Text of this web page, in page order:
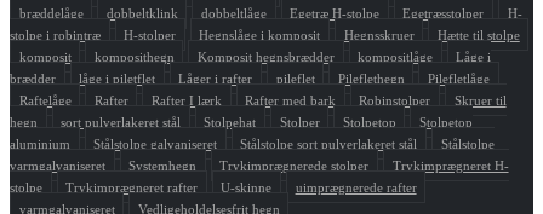
bræddelåge
dobbeltklink dobbeltlåge Egetræ H-stolpe Egetræsstolper
H-
stolpe i robintræ
H-stolper Hegnslåge i komposit Hegnsskruer
Hætte til stolpe
komposit
komposithegn Komposit hegnsbrædder kompositlåge
Låge i
brædder
låge i piletflet Låger i rafter pileflet Pileflethegn
Pilefletlåge
Raftelåge
Rafter Rafter I lærk Rafter med bark Robinstolper
Skruer til
hegn
sort pulverlakeret stål Stolpehat Stolper Stolpetop
Stolpetop
aluminium
Stålstolpe galvaniseret Stålstolpe sort pulverlakeret stål
Stålstolpe
varmgalvaniseret
Systemhegn Trykimprægnerede stolper
Trykimprægneret H-
stolpe
Trykimprægneret rafter U-skinne
uimprægnerede rafter
varmgalvaniseret
Vedligeholdelsesfrit hegn